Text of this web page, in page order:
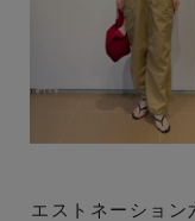
エストネーション